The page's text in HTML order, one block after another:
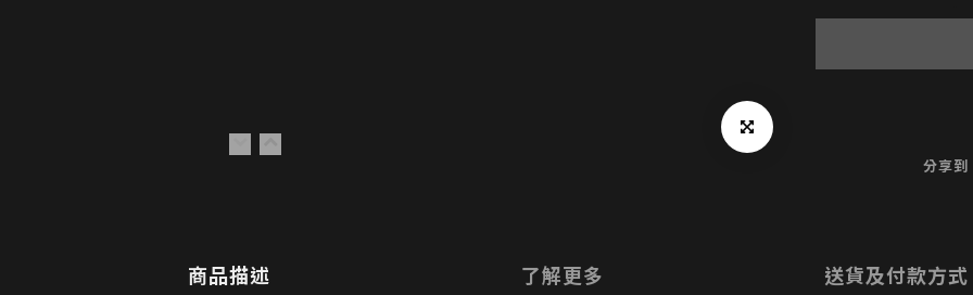
分享到
商品描述 了解更多 送貨及付款方式